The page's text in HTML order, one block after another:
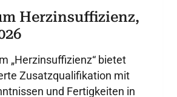
Herzinsuffizienz,
„Herzinsuffizienz“ bietet
Zusatzqualifikation mit
und Fertigkeiten in